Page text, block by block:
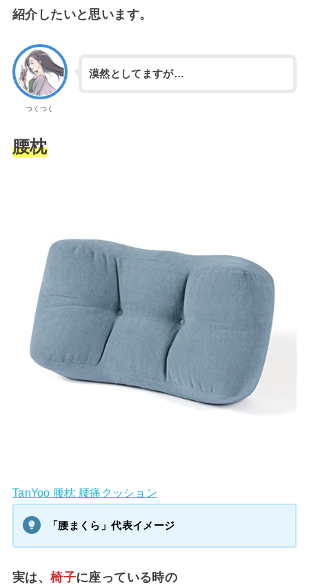
紹介したいと思います。
つくつく
漠然としてますが…
腰枕
TanYoo 腰枕 腰痛クッション
「腰まくら」代表イメージ
実は、椅子に座っている時の